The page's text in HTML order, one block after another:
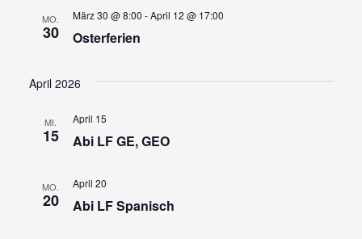
MO.
30 Osterferien
März 30 @ 8:00 -April 12 @ 17:00
April 2026
MI.
15 Abi LF GE, GEO
April 15
MO.
20 Abi LF Spanisch
April 20